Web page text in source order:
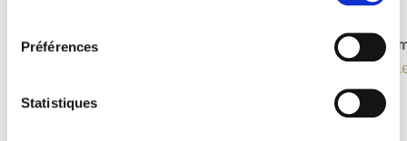
Préférences
Statistiques
Kitzbühl 160